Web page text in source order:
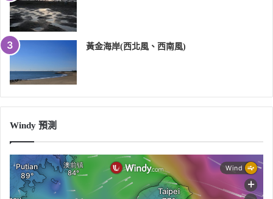
黃金海岸(西北風、西南風)
Windy 預測